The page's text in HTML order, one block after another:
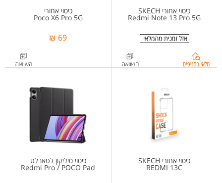
כיסוי אחורי SKECH
Redmi Note 13 Pro 5G
מלאי
כיסוי אחורי
Poco X6 Pro 5G
69 ₪
כיסוי אחורי SKECH
REDMI 13C
כיסוי סיליקון לטאבלט
Redmi Pro / POCO Pad